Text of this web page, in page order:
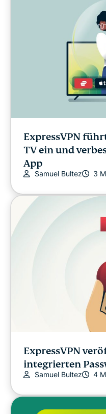
ExpressVPN
TV ein und
App
Samuel Bultez 3
ExpressVPN
integrierten
Samuel Bultez 4